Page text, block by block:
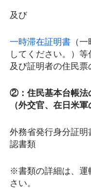
及び
一時滞在証明書 （
してください。）
及び証明者の住民票
②：住民基本台帳法
（外交官、在日米軍
外務省発行身分証
認書類
※書類の詳細は、運
さい。